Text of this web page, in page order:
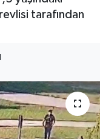
tarafından